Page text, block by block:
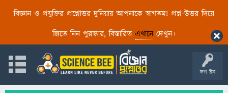
বিজ্ঞান ও প্রযুক্তির প্রশ্নোত্তর দুনিয়ায় আপনাকে স্বাগতম! প্রশ্ন-উত্তর দিয়ে
জিতে নিন পুরস্কার, বিস্তারিত এখানেদেখুন।
লগ ইন